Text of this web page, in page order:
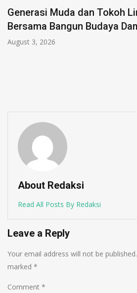
Agama
About Redaksi
Read All Posts By Redaksi
Leave a Reply
Your email address will not be published.
marked *
Comment *